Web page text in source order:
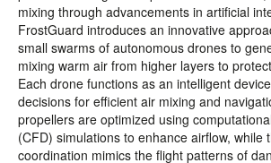
mixing through advancements in artificial
FrostGuard introduces an innovative
small swarms of autonomous drones to
mixing warm air from higher layers to
Each drone functions as an intelligent
decisions for efficient air mixing and
propellers are optimized using
(CFD) simulations to enhance airflow, while
coordination mimics the flight patterns of